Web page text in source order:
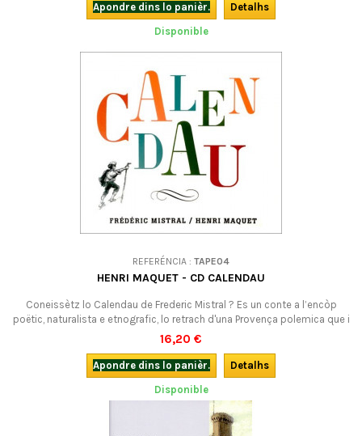
Apondre dins lo panièr.
Detalhs
Disponible
REFERÉNCIA : TAPE04
HENRI MAQUET - CD CALENDAU
Coneissètz lo Calendau de Frederic Mistral ? Es un conte a l’encòp
poëtic, naturalista e etnografic, lo retrach d'una Provença polemica que i
resclantís la votz del pòble provençal. Aquí avètz una creacion vocala
polifonica, adaptada d’aquesta òbra. I ausiretz de sonoritats d'auèi e
d'aires pròches de las musicas popularas.
16,20 €
Apondre dins lo panièr.
Detalhs
Disponible